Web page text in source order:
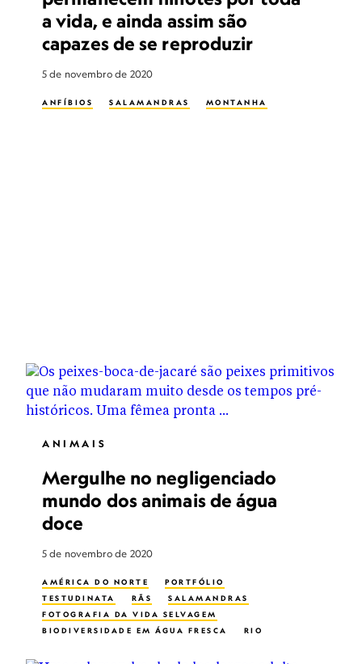
a vida, e ainda assim são
capazes de se reproduzir
5 de novembro de 2020
ANFÍBIOS SALAMANDRAS MONTANHA
ANIMAIS
Mergulhe no negligenciado
mundo dos animais de água
doce
5 de novembro de 2020
AMÉRICA DO NORTE
PORTFÓLIO
TESTUDINATA
RÃS
SALAMANDRAS
FOTOGRAFIA DA VIDA SELVAGEM
BIODIVERSIDADE EM ÁGUA FRESCA
RIO